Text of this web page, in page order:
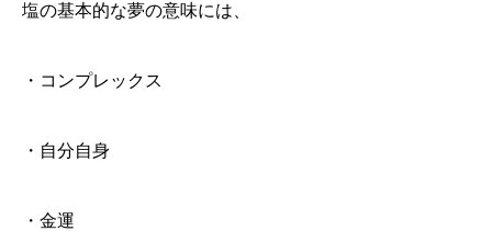
塩の基本的な夢の意味には、
・コンプレックス
・自分自身
・金運